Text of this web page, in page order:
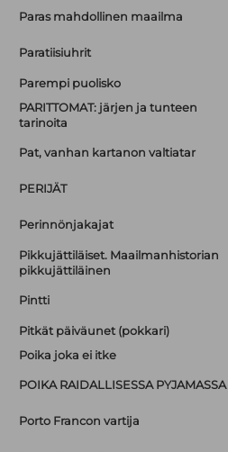
Paras mahdollinen maailma
Paratiisiuhrit
Parempi puolisko
PARITTOMAT: järjen ja tunteen
tarinoita
Pat, vanhan kartanon valtiatar
PERIJÄT
Perinnönjakajat
Pikkujättiläiset. Maailmanhistorian
pikkujättiläinen
Pintti
Pitkät päiväunet (pokkari)
Poika joka ei itke
POIKA RAIDALLISESSA PYJAMASSA
Porto Francon vartija